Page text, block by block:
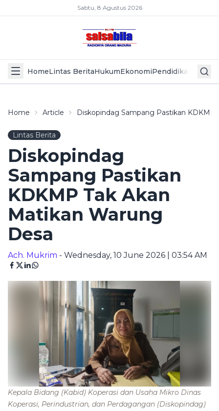
Sabtu, 8 Agustus 2026
HomeLintas BeritaHukumEkonomiPendidikan Politik
Home Article Diskopindag Sampang Pastikan KDKMP
Lintas Berita
Diskopindag
Sampang Pastikan
KDKMP Tak Akan
Matikan Warung
Desa
Ach. Mukrim - Wednesday, 10 June 2026 | 03:54 AM
Kepala Bidang (Kabid) Koperasi dan Usaha Mikro Dinas
Koperasi, Perindustrian, dan Perdagangan (Diskopindag)